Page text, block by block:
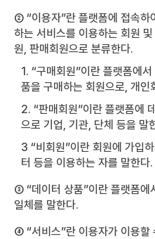
② “이용자”란 플랫폼에 접속하
하는 서비스를 이용하는 회원
원, 판매회원으로 분류한다.
1. “구매회원”이란 플랫폼에
품을 구매하는 회원으로, 개인
2. “판매회원”이란 플랫폼에
으로 기업, 기관, 단체 등을 말
3 “비회원”이란 회원에 가입
터 등을 이용하는 자를 말한다.
③ “데이터 상품”이란 플랫폼에
일체를 말한다.
④ “서비스”란 이용자가 이용할